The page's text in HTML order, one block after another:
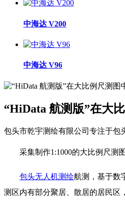
中海达 V200
中海达 V96
“HiData 航测版”在大
包头市乾宇测绘有限公司专注于包
采集制作1:1000的大比例尺测图
包头无人机测绘航测，基于数
测区内有部分聚居、散居的居民区